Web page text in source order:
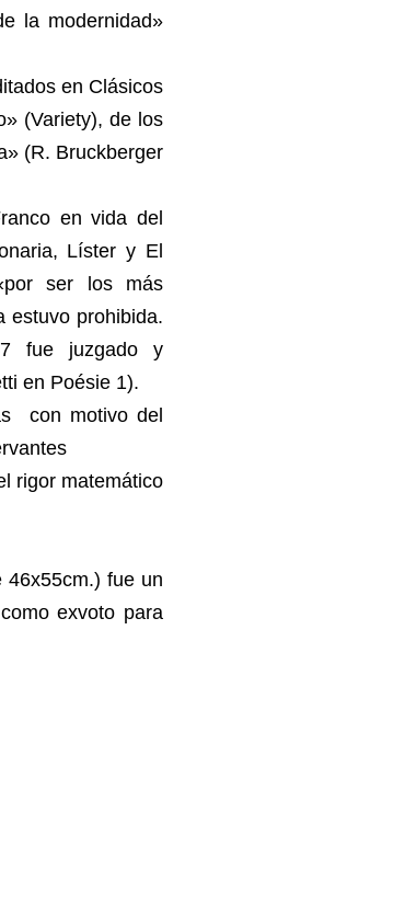
la modernidad»
en Clásicos
(Variety), de los
(R. Bruckberger
en vida del
Líster y El
ser los más
estuvo prohibida.
fue juzgado y
en Poésie 1).
con motivo del
rigor matemático
46x55cm.) fue un
exvoto para